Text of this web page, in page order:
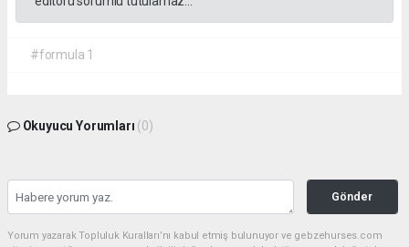
#formula 1
Okuyucu Yorumları (0)
Gönder
Yorum yazarak Topluluk Kuralları’nı kabul etmiş bulunuyor ve gebzehurses.com